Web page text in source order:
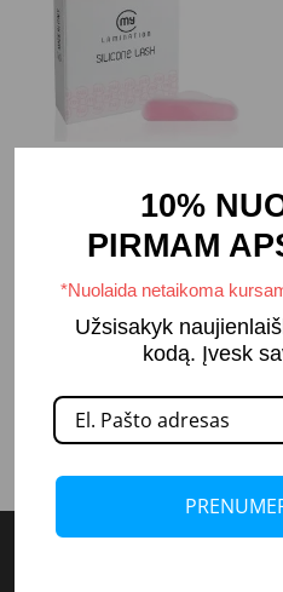
voleliai (C rietimo
forma)
PASIRINKTI
SAVYBES
10%
PIRMAM
*Nuolaida netaikoma
Užsisakyk
kodą. Įvesk